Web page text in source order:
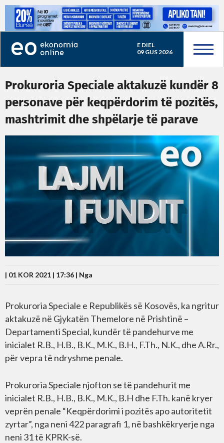
E DIEL
09 GUS 2026
Prokuroria Speciale aktakuzë kundër 8
personave për keqpërdorim të pozitës,
mashtrimit dhe shpëlarje të parave
| 01 KOR 2021 | 17:36 | Nga
Prokuroria Speciale e Republikës së Kosovës, ka ngritur
aktakuzë në Gjykatën Themelore në Prishtinë –
Departamenti Special, kundër të pandehurve me
inicialet R.B., H.B., B.K., M.K., B.H., F.Th., N.K., dhe A.Rr.,
për vepra të ndryshme penale.
Prokuroria Speciale njofton se të pandehurit me
inicialet R.B., H.B., B.K., M.K., B.H dhe F.Th. kanë kryer
veprën penale “Keqpërdorimi i pozitës apo autoritetit
zyrtar”, nga neni 422 paragrafi 1, në bashkëkryerje nga
neni 31 të KPRK-së.